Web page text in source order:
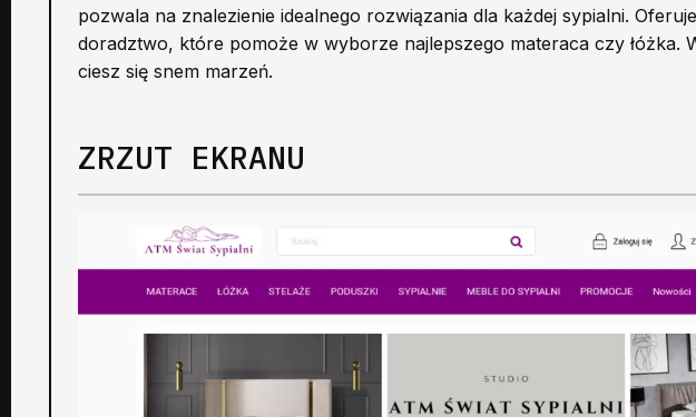
pozwala na znalezienie idealnego rozwiązania dla każdej sypialni.
doradztwo, które pomoże w wyborze najlepszego materaca czy łóżka.
ciesz się snem marzeń.
ZRZUT EKRANU